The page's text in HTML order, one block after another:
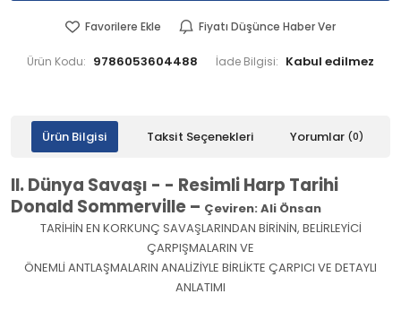
Favorilere Ekle Fiyatı Düşünce Haber Ver
Ürün Kodu: 9786053604488 İade Bilgisi:
Ürün Bilgisi Taksit Seçenekleri Yorumlar (0)
II. Dünya Savaşı - - Resimli Harp Tarihi
Donald Sommerville – Çeviren: Ali Önsan
TARİHİN EN KORKUNÇ SAVAŞLARINDAN BİRİNİN, BELİRLEYİCİ
ÇARPIŞMALARIN VE
ÖNEMLİ ANTLAŞMALARIN ANALİZİYLE BİRLİKTE ÇARPICI VE DETAYLI
ANLATIMI